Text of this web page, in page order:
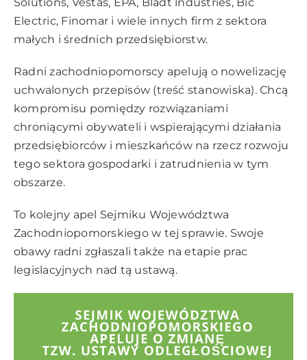
Electric, Finomar i wiele innych firm z sektora
małych i średnich przedsiębiorstw.
Radni zachodniopomorscy apelują o nowelizację
uchwalonych przepisów (treść stanowiska). Chcą
kompromisu pomiędzy rozwiązaniami
chroniącymi obywateli i wspierającymi działania
przedsiębiorców i mieszkańców na rzecz rozwoju
tego sektora gospodarki i zatrudnienia w tym
obszarze.
To kolejny apel Sejmiku Województwa
Zachodniopomorskiego w tej sprawie. Swoje
obawy radni zgłaszali także na etapie prac
legislacyjnych nad tą ustawą.